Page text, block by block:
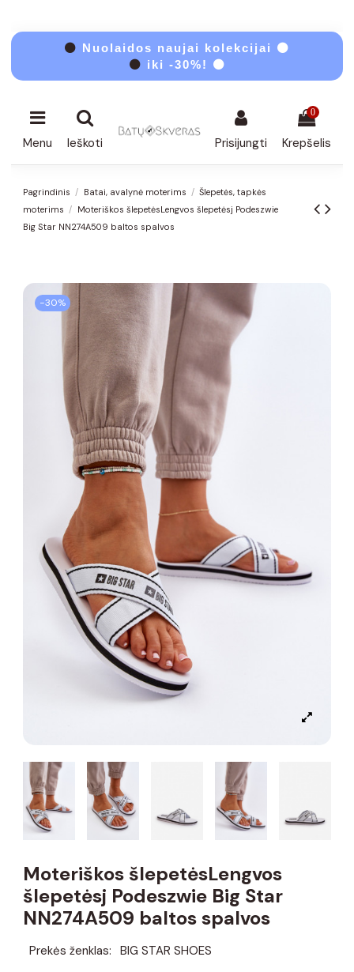
⚫ Nuolaidos naujai kolekcijai ⚫
⚫ iki -30%! ⚫
Menu Ieškoti Prisijungti
0
Krepšelis
Pagrindinis Batai, avalynė moterims
Šlepetės, tapkės
moterims
Moteriškos šlepetėsLengvos šlepetėsj Podeszwie
Big Star NN274A509 baltos spalvos
−30%
Moteriškos šlepetėsLengvos
šlepetėsj Podeszwie Big Star
NN274A509 baltos spalvos
Prekės ženklas: BIG STAR SHOES